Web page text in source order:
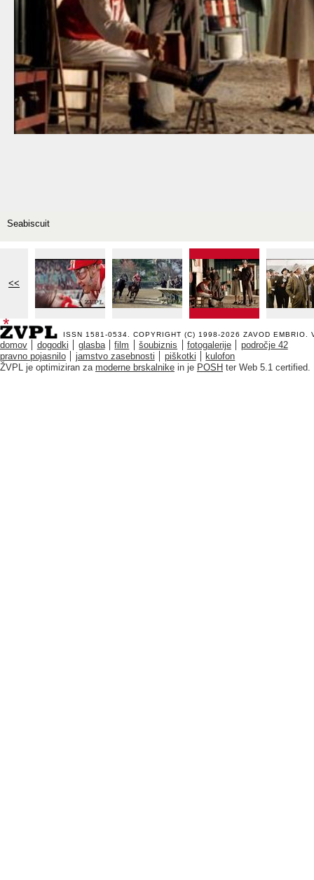
Seabiscuit
<<
ISSN 1581-0534. COPYRIGHT (C) 1998-2026 ZAVOD EMBRIO .
domov dogodki glasba film šoubiznis fotogalerije
področje 42
pravno pojasnilo
jamstvo zasebnosti piškotki
kulofon
ŽVPL je optimiziran za moderne brskalnike in je POSH ter Web 5.1 certified.